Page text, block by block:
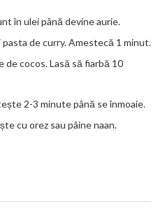
în ulei până devine aurie.
de curry. Amestecă 1 minut.
de cocos. Lasă să fiarbă 10
2-3 minute până se înmoaie.
cu orez sau pâine naan.